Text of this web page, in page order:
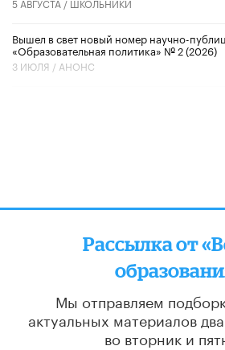
Вышел в свет новый номер научно-
«Образовательная политика» № 2 (2026)
3 ИЮЛЯ / АНОНС
Рассылка от
Мы отправляем
актуальных материалов
во вторник и